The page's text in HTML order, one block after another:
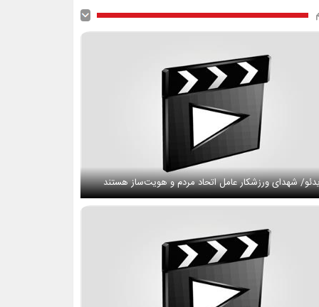
شهدای ورزشکار عامل اتحاد مردم و هویت‌ساز هستند